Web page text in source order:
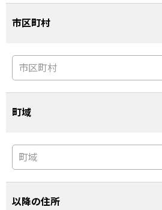
市区町村
町域
以降の住所